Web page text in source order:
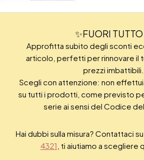
✨FUORI TUTTO
Approfitta subito degli sconti
articolo, perfetti per rinnovare il
prezzi imbattibili.
Scegli con attenzione: non
su tutti i prodotti, come previsto
serie ai sensi del Codice
Hai dubbi sulla misura? Contattaci
4321 , ti aiutiamo a scegliere